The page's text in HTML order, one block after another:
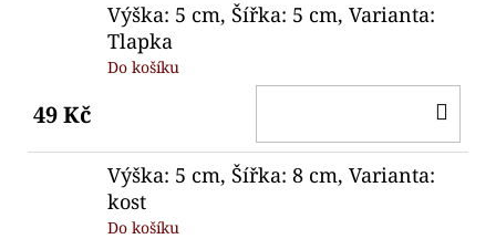
Výška: 5 cm, Šířka: 5 cm, Varianta:
Tlapka
Do košíku
49 Kč
Výška: 5 cm, Šířka: 8 cm, Varianta:
kost
Do košíku